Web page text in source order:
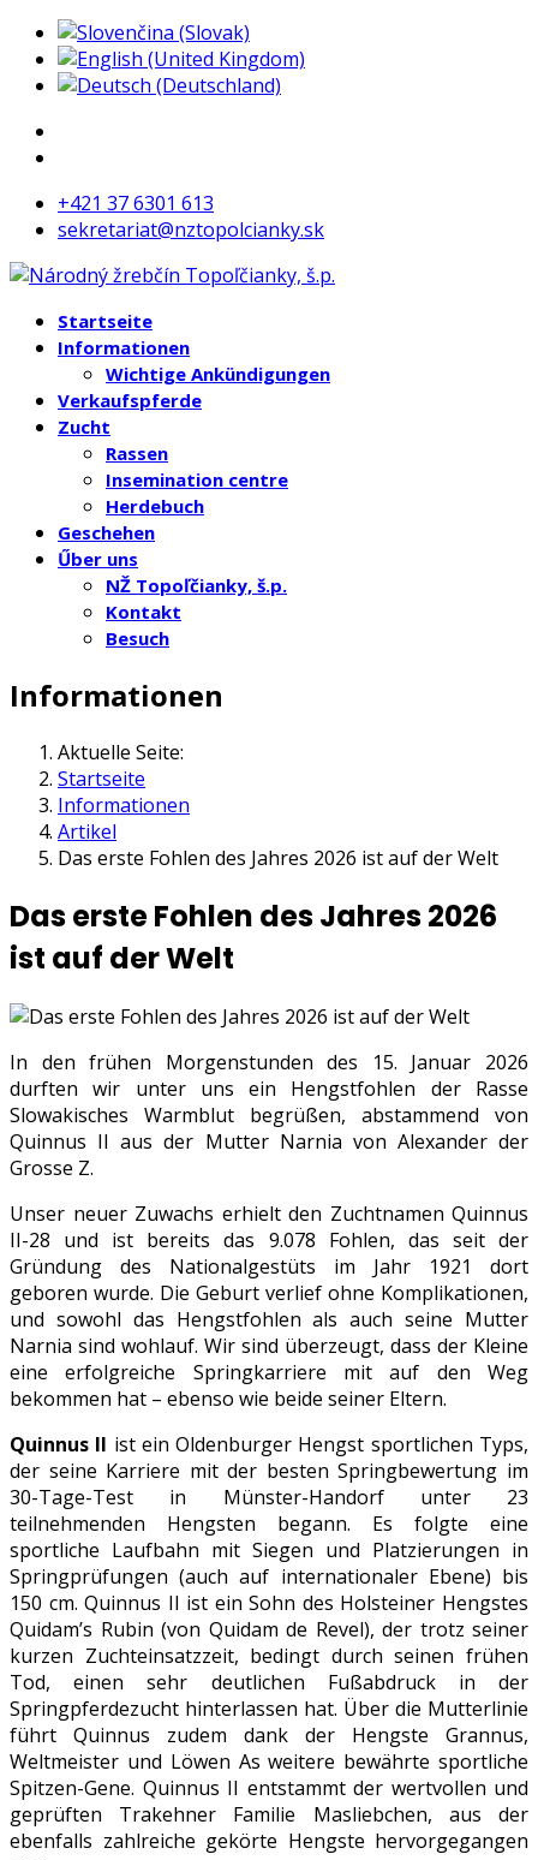
+421 37 6301 613
sekretariat@nztopolcianky.sk
Startseite
Informationen
Wichtige Ankündigungen
Verkaufspferde
Zucht
Rassen
Insemination centre
Herdebuch
Geschehen
Űber uns
NŽ Topoľčianky, š.p.
Kontakt
Besuch
Informationen
Aktuelle Seite:
Startseite
Informationen
Artikel
Das erste Fohlen des Jahres 2026 ist auf der Welt
Das erste Fohlen des Jahres 2026
ist auf der Welt
In den frühen Morgenstunden des 15. Januar 2026
durften wir unter uns ein Hengstfohlen der Rasse
Slowakisches Warmblut begrüßen, abstammend von
Quinnus II aus der Mutter Narnia von Alexander der
Grosse Z.
Unser neuer Zuwachs erhielt den Zuchtnamen Quinnus
II-28 und ist bereits das 9.078 Fohlen, das seit der
Gründung des Nationalgestüts im Jahr 1921 dort
geboren wurde. Die Geburt verlief ohne Komplikationen,
und sowohl das Hengstfohlen als auch seine Mutter
Narnia sind wohlauf. Wir sind überzeugt, dass der Kleine
eine erfolgreiche Springkarriere mit auf den Weg
bekommen hat – ebenso wie beide seiner Eltern.
Quinnus II ist ein Oldenburger Hengst sportlichen Typs,
der seine Karriere mit der besten Springbewertung im
30-Tage-Test in Münster-Handorf unter 23
teilnehmenden Hengsten begann. Es folgte eine
sportliche Laufbahn mit Siegen und Platzierungen in
Springprüfungen (auch auf internationaler Ebene) bis
150 cm. Quinnus II ist ein Sohn des Holsteiner Hengstes
Quidam’s Rubin (von Quidam de Revel), der trotz seiner
kurzen Zuchteinsatzzeit, bedingt durch seinen frühen
Tod, einen sehr deutlichen Fußabdruck in der
Springpferdezucht hinterlassen hat. Über die Mutterlinie
führt Quinnus zudem dank der Hengste Grannus,
Weltmeister und Löwen As weitere bewährte sportliche
Spitzen-Gene. Quinnus II entstammt der wertvollen und
geprüften Trakehner Familie Masliebchen, aus der
ebenfalls zahlreiche gekörte Hengste hervorgegangen